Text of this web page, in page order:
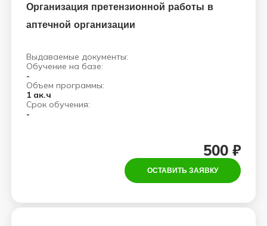
Организация претензионной работы в
аптечной организации
Выдаваемые документы:
Обучение на базе:
-
Объем программы:
1 ак.ч
Срок обучения:
-
500 ₽
ОСТАВИТЬ ЗАЯВКУ